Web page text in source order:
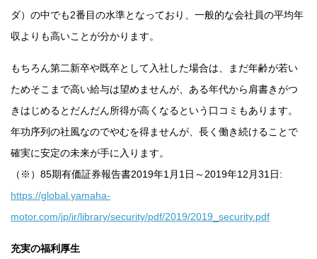
ダ）の中でも2番目の水準となっており、一般的な会社員の平均年
収よりも高いことが分かります。
もちろん第二新卒や既卒として入社した場合は、まだ年齢が若い
ためそこまで高い給与は望めませんが、ある年代から肩書きがつ
きはじめるとだんだん所得が高くなるという口コミもあります。
年功序列の社風なのでやむを得ませんが、長く働き続けることで
確実に安定の未来が手に入ります。
（※）85期有価証券報告書2019年1月1日～2019年12月31日:
https://global.yamaha-
motor.com/jp/ir/library/security/pdf/2019/2019_security.pdf
充実の福利厚生